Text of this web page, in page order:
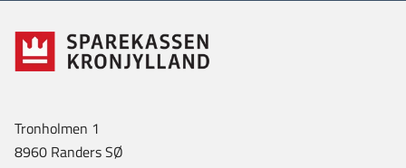
Tronholmen 1
8960 Randers SØ